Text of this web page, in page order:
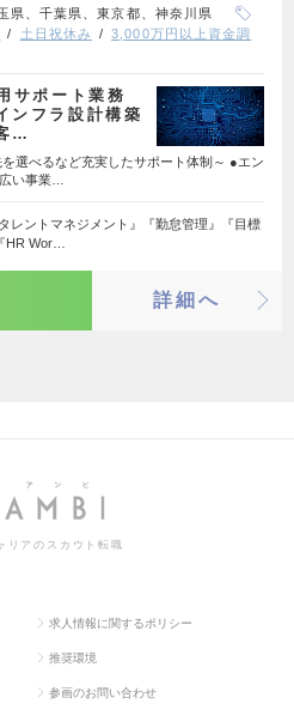
県、千葉県、東京都、神奈川県
土日祝休み
3,000万円以上資金調
サポート業務
ンフラ設計構築
…
選べるなど充実したサポート体制～ ●エン
い事業…
レントマネジメント』『勤怠管理』『目標
HR Wor…
詳細へ
リアのスカウト転職
求人情報に関するポリシー
推奨環境
参画のお問い合わせ